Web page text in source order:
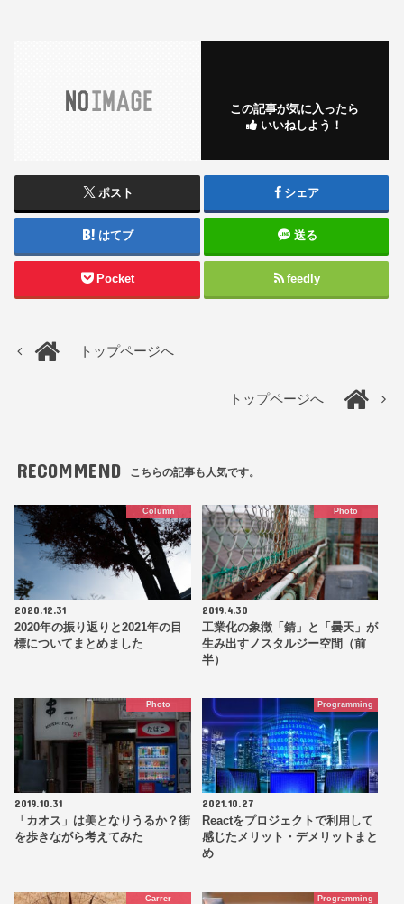
この記事が気に入ったら
いいねしよう！
ポスト シェア
はてブ 送る
Pocket feedly
トップページへ
トップページへ
RECOMMEND こちらの記事も人気です。
Column
2020.12.31
2020年の振り返りと2021年の目
標についてまとめました
Photo
2019.4.30
工業化の象徴「錆」と「曇天」が
生み出すノスタルジー空間（前
半）
Photo
2019.10.31
「カオス」は美となりうるか？街
を歩きながら考えてみた
Programming
2021.10.27
Reactをプロジェクトで利用して
感じたメリット・デメリットまと
め
Carrer Programming